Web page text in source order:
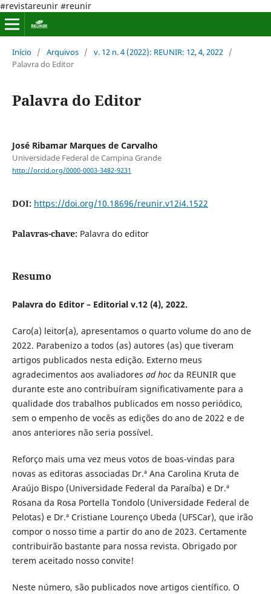
#revistareunir #reunir
Início / Arquivos / v. 12 n. 4 (2022): REUNIR: 12, 4, 2022 /
Palavra do Editor
Palavra do Editor
José Ribamar Marques de Carvalho
Universidade Federal de Campina Grande
http://orcid.org/0000-0003-3482-9231
DOI: https://doi.org/10.18696/reunir.v12i4.1522
Palavras-chave: Palavra do editor
Resumo
Palavra do Editor – Editorial v.12 (4), 2022.
Caro(a) leitor(a), apresentamos o quarto volume do ano de
2022. Parabenizo a todos (as) autores (as) que tiveram
artigos publicados nesta edição. Externo meus
agradecimentos aos avaliadores ad hocda REUNIR que
durante este ano contribuíram significativamente para a
qualidade dos trabalhos publicados em nosso periódico,
sem o empenho de vocês as edições do ano de 2022 e de
anos anteriores não seria possível.
Reforço mais uma vez meus votos de boas-vindas para
novas as editoras associadas Dr.ª Ana Carolina Kruta de
Araújo Bispo (Universidade Federal da Paraíba) e Dr.ª
Rosana da Rosa Portella Tondolo (Universidade Federal de
Pelotas) e Dr.ª Cristiane Lourenço Ubeda (UFSCar), que irão
compor o nosso time a partir do ano de 2023. Certamente
contribuirão bastante para nossa revista. Obrigado por
terem aceitado nosso convite!
Neste número, são publicados nove artigos científico. O